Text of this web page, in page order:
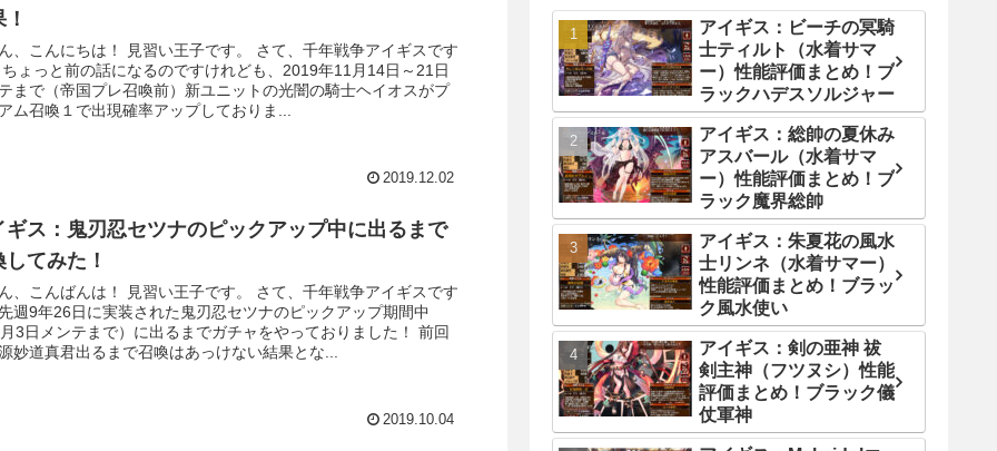
、こんにちは！ 見習い王子です。 さて、千年戦争アイギスです
ょっと前の話になるのですけれども、2019年11月14日～21日
まで（帝国プレ召喚前）新ユニットの光闇の騎士ヘイオスがプ
ム召喚１で出現確率アップしておりま...
2019.12.02
ギス：鬼刃忍セツナのピックアップ中に出るまで
してみた！
、こんばんは！ 見習い王子です。 さて、千年戦争アイギスです
週9年26日に実装された鬼刃忍セツナのピックアップ期間中
3日メンテまで）に出るまでガチャをやっておりました！ 前回
妙道真君出るまで召喚はあっけない結果とな...
2019.10.04
アイギス：ビーチの冥騎
士ティルト（水着サマ
ー）性能評価まとめ！ブ
ラックハデスソルジャー
アイギス：総帥の夏休み
アスバール（水着サマ
ー）性能評価まとめ！ブ
ラック魔界総帥
アイギス：朱夏花の風水
士リンネ（水着サマー）
性能評価まとめ！ブラッ
ク風水使い
アイギス：剣の亜神 祓
剣主神（フツヌシ）性能
評価まとめ！ブラック儀
仗軍神